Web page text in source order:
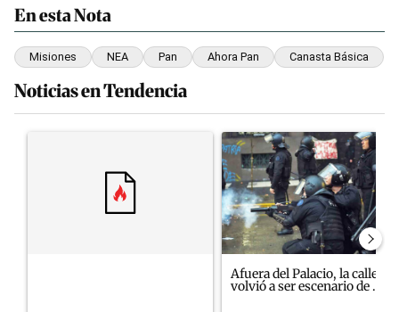
En esta Nota
Misiones NEA Pan Ahora Pan Canasta Básica
Noticias en Tendencia
Este listado muestra los artículos con más comentarios en los
Un artículo de tendencia con el título "" con 6 comentarios.
Un artículo de tendencia con
Afuera del Palacio, la calle
volvió a ser escenario de ...